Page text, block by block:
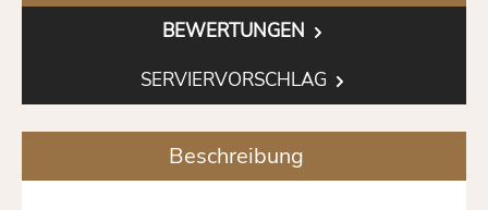
BEWERTUNGEN
SERVIERVORSCHLAG
Beschreibung